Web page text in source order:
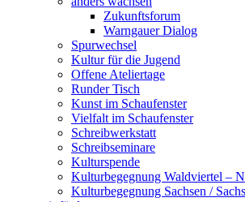
Zukunftsforum
Warngauer Dialog
Spurwechsel
Kultur für die Jugend
Offene Ateliertage
Runder Tisch
Kunst im Schaufenster
Vielfalt im Schaufenster
Schreibwerkstatt
Schreibseminare
Kulturspende
Kulturbegegnung Waldviertel –
Kulturbegegnung Sachsen /